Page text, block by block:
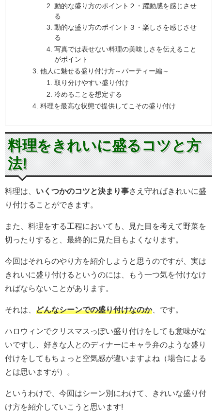
動的な盛り方のポイント２・躍動感を感じさせ
る
動的な盛り方のポイント３・楽しさを感じさせ
る
写真では表せない料理の美味しさを伝えること
がポイント
他人に魅せる盛り付け方～パーティー編～
取り分けやすい盛り付け
冷めることを想定する
料理を最高な状態で提供してこその盛り付け
料理をきれいに盛るコツと方
法!
料理は、 いくつかのコツと決まり事さえ守ればきれいに盛
り付けることができます。
また、料理をする工程においても、見た目を考えて野菜を
切ったりすると、最終的に見た目もよくなります。
今回はそれらのやり方を紹介しようと思うのですが、実は
きれいに盛り付けるというのには、もう一つ気を付けなけ
ればならないことがあります。
それは、 どんなシーンでの盛り付けなのか、です。
ハロウィンでクリスマスっぽい盛り付けをしても意味がな
いですし、好きな人とのディナーにキャラ弁のような盛り
付けをしてもちょっと空気感が違いますよね（場合による
とは思いますが）。
というわけで、今回はシーン別にわけて、きれいな盛り付
け方を紹介していこうと思います!